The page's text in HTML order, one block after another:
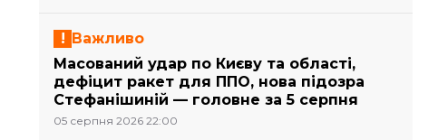
Важливо
Масований удар по Києву та області,
дефіцит ракет для ППО, нова підозра
Стефанішиній — головне за 5 серпня
05 серпня 2026 22:00